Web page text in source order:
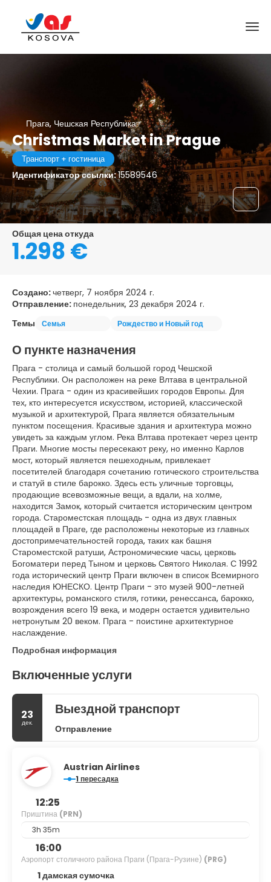
Прага, Чешская Республика
Christmas Market in Prague
Транспорт + гостиница
Идентификатор ссылки:15589546
Общая цена откуда
1.298 €
Создано:четверг, 7 ноября 2024 г.
Отправление: понедельник, 23 декабря 2024 г.
Темы
Семья Рождество и Новый год
О пункте назначения
Прага - столица и самый большой город Чешской
Республики. Он расположен на реке Влтава в центральной
Чехии. Прага - один из красивейших городов Европы. Для
тех, кто интересуется искусством, историей, классической
музыкой и архитектурой, Прага является обязательным
пунктом посещения. Красивые здания и архитектура можно
увидеть за каждым углом. Река Влтава протекает через центр
Праги. Многие мосты пересекают реку, но именно Карлов
мост, который является пешеходным, привлекает
посетителей благодаря сочетанию готического строительства
и статуй в стиле барокко. Здесь есть уличные торговцы,
продающие всевозможные вещи, а вдали, на холме,
находится Замок, который считается историческим центром
города. Староместская площадь - одна из двух главных
площадей в Праге, где расположены некоторые из главных
достопримечательностей города, таких как башня
Староместской ратуши, Астрономические часы, церковь
Богоматери перед Тыном и церковь Святого Николая. С 1992
года исторический центр Праги включен в список Всемирного
наследия ЮНЕСКО. Центр Праги - это музей 900-летней
архитектуры, романского стиля, готики, ренессанса, барокко,
возрождения всего 19 века, и модерн остается удивительно
нетронутым 20 веком. Прага - поистине архитектурное
наслаждение.
Подробная информация
Включенные услуги
23
дек.
Выездной транспорт
Отправление
Austrian Airlines
1 пересадка
12:25
Приштина (PRN)
3h 35m
16:00
Аэропорт столичного района Праги (Прага-Рузине) (PRG)
1 дамская сумочка